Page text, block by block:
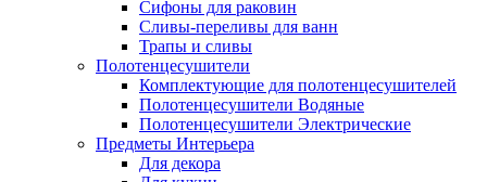
Сифоны для раковин
Сливы-переливы для ванн
Трапы и сливы
Полотенцесушители
Комплектующие для полотенцесушителей
Полотенцесушители Водяные
Полотенцесушители Электрические
Предметы Интерьера
Для декора